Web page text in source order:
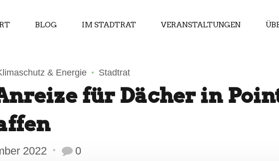
BLOG IM STADTRAT VERANSTALTUNGEN
& Energie Stadtrat
für Dächer in
2022 0